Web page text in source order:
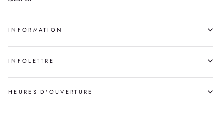
INFORMATION
INFOLETTRE
HEURES D'OUVERTURE